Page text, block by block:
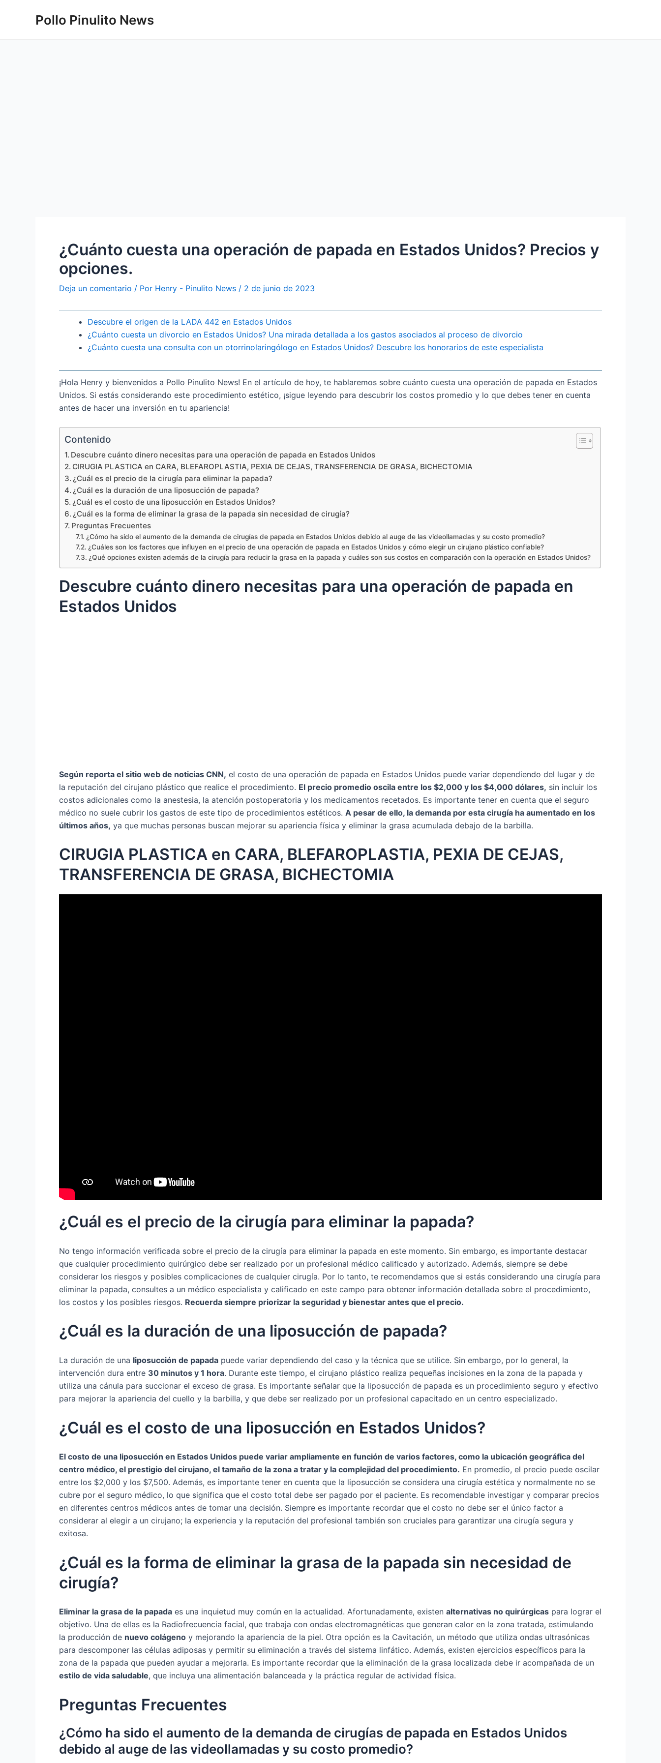
Pollo Pinulito News
¿Cuánto cuesta una operación de papada en Estados Unidos? Precios y
opciones.
Deja un comentario / Por Henry - Pinulito News / 2 de junio de 2023
Descubre el origen de la LADA 442 en Estados Unidos
¿Cuánto cuesta un divorcio en Estados Unidos? Una mirada detallada a los gastos asociados al proceso de divorcio
¿Cuánto cuesta una consulta con un otorrinolaringólogo en Estados Unidos? Descubre los honorarios de este especialista
¡Hola Henry y bienvenidos a Pollo Pinulito News! En el artículo de hoy, te hablaremos sobre cuánto cuesta una operación de papada en Estados
Unidos. Si estás considerando este procedimiento estético, ¡sigue leyendo para descubrir los costos promedio y lo que debes tener en cuenta
antes de hacer una inversión en tu apariencia!
Contenido
Descubre cuánto dinero necesitas para una operación de papada en Estados Unidos
CIRUGIA PLASTICA en CARA, BLEFAROPLASTIA, PEXIA DE CEJAS, TRANSFERENCIA DE GRASA, BICHECTOMIA
¿Cuál es el precio de la cirugía para eliminar la papada?
¿Cuál es la duración de una liposucción de papada?
¿Cuál es el costo de una liposucción en Estados Unidos?
¿Cuál es la forma de eliminar la grasa de la papada sin necesidad de cirugía?
Preguntas Frecuentes
¿Cómo ha sido el aumento de la demanda de cirugías de papada en Estados Unidos debido al auge de las videollamadas y su costo promedio?
¿Cuáles son los factores que influyen en el precio de una operación de papada en Estados Unidos y cómo elegir un cirujano plástico confiable?
¿Qué opciones existen además de la cirugía para reducir la grasa en la papada y cuáles son sus costos en comparación con la operación en Estados Unidos?
Descubre cuánto dinero necesitas para una operación de papada en
Estados Unidos
Según reporta el sitio web de noticias CNN, el costo de una operación de papada en Estados Unidos puede variar dependiendo del lugar y de
la reputación del cirujano plástico que realice el procedimiento. El precio promedio oscila entre los $2,000 y los $4,000 dólares, sin incluir los
costos adicionales como la anestesia, la atención postoperatoria y los medicamentos recetados. Es importante tener en cuenta que el seguro
médico no suele cubrir los gastos de este tipo de procedimientos estéticos. A pesar de ello, la demanda por esta cirugía ha aumentado en los
últimos años, ya que muchas personas buscan mejorar su apariencia física y eliminar la grasa acumulada debajo de la barbilla.
CIRUGIA PLASTICA en CARA, BLEFAROPLASTIA, PEXIA DE CEJAS,
TRANSFERENCIA DE GRASA, BICHECTOMIA
¿Cuál es el precio de la cirugía para eliminar la papada?
No tengo información verificada sobre el precio de la cirugía para eliminar la papada en este momento. Sin embargo, es importante destacar
que cualquier procedimiento quirúrgico debe ser realizado por un profesional médico calificado y autorizado. Además, siempre se debe
considerar los riesgos y posibles complicaciones de cualquier cirugía. Por lo tanto, te recomendamos que si estás considerando una cirugía para
eliminar la papada, consultes a un médico especialista y calificado en este campo para obtener información detallada sobre el procedimiento,
los costos y los posibles riesgos. Recuerda siempre priorizar la seguridad y bienestar antes que el precio.
¿Cuál es la duración de una liposucción de papada?
La duración de una liposucción de papada puede variar dependiendo del caso y la técnica que se utilice. Sin embargo, por lo general, la
intervención dura entre 30 minutos y 1 hora. Durante este tiempo, el cirujano plástico realiza pequeñas incisiones en la zona de la papada y
utiliza una cánula para succionar el exceso de grasa. Es importante señalar que la liposucción de papada es un procedimiento seguro y efectivo
para mejorar la apariencia del cuello y la barbilla, y que debe ser realizado por un profesional capacitado en un centro especializado.
¿Cuál es el costo de una liposucción en Estados Unidos?
El costo de una liposucción en Estados Unidos puede variar ampliamente en función de varios factores, como la ubicación geográfica del
centro médico, el prestigio del cirujano, el tamaño de la zona a tratar y la complejidad del procedimiento. En promedio, el precio puede oscilar
entre los $2,000 y los $7,500. Además, es importante tener en cuenta que la liposucción se considera una cirugía estética y normalmente no se
cubre por el seguro médico, lo que significa que el costo total debe ser pagado por el paciente. Es recomendable investigar y comparar precios
en diferentes centros médicos antes de tomar una decisión. Siempre es importante recordar que el costo no debe ser el único factor a
considerar al elegir a un cirujano; la experiencia y la reputación del profesional también son cruciales para garantizar una cirugía segura y
exitosa.
¿Cuál es la forma de eliminar la grasa de la papada sin necesidad de
cirugía?
Eliminar la grasa de la papada es una inquietud muy común en la actualidad. Afortunadamente, existen alternativas no quirúrgicas para lograr el
objetivo. Una de ellas es la Radiofrecuencia facial, que trabaja con ondas electromagnéticas que generan calor en la zona tratada, estimulando
la producción de nuevo colágeno y mejorando la apariencia de la piel. Otra opción es la Cavitación, un método que utiliza ondas ultrasónicas
para descomponer las células adiposas y permitir su eliminación a través del sistema linfático. Además, existen ejercicios específicos para la
zona de la papada que pueden ayudar a mejorarla. Es importante recordar que la eliminación de la grasa localizada debe ir acompañada de un
estilo de vida saludable, que incluya una alimentación balanceada y la práctica regular de actividad física.
Preguntas Frecuentes
¿Cómo ha sido el aumento de la demanda de cirugías de papada en Estados Unidos
debido al auge de las videollamadas y su costo promedio?